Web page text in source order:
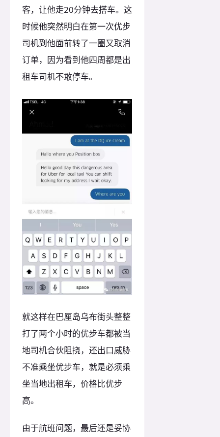
客，让他走20分钟去搭车。这
时候他突然明白在第一次优步
司机到他面前转了一圈又取消
订单，因为看到他四周都是出
租车司机不敢停车。
就这样在巴厘岛乌布街头整整
打了两个小时的优步车都被当
地司机合伙阻挠，还出口威胁
不准乘坐优步车，就是必须乘
坐当地出租车，价格比优步
高。
由于航班问题，最后还是妥协